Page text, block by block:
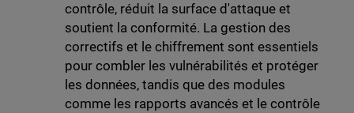
contrôle, réduit la surface d'attaque et
soutient la conformité. La gestion des
correctifs et le chiffrement sont essentiels
pour combler les vulnérabilités et protéger
les données, tandis que des modules
comme les rapports avancés et le contrôle